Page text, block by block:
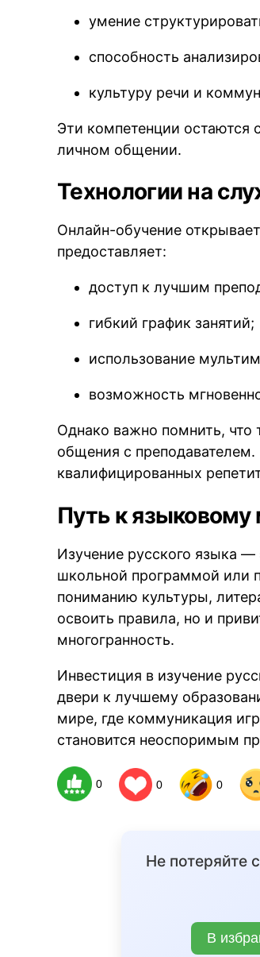
умение
способность
культуру речи и
Эти компетенции остаются
личном общении.
Технологии на
Онлайн-обучение
предоставляет:
доступ к лучшим
гибкий график занятий;
использование
возможность
Однако важно помнить, что
общения с
квалифицированных
Путь к языковому
Изучение русского языка
школьной программой или
пониманию культуры,
освоить правила, но и
многогранность.
Инвестиция в изучение
двери к лучшему
мире, где коммуникация
становится неоспоримым
0 0 0
Не потеряйте
В